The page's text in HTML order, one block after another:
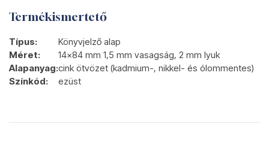
Termékismertető
Típus:
Könyvjelző alap
Méret:
14x84 mm 1,5 mm vasagság, 2 mm lyuk
Alapanyag:cink ötvözet (kadmium-, nikkel- és ólommentes)
Színkód:
ezüst